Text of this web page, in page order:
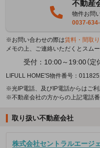
不動産
物件お問
0037-
※お問い合わせの際は賃料・間取
メモの上、ご連絡いただくとスムー
受付：10:00～19:00（定
LIFULL HOME'S物件番号：
※光IP電話、及びIP電話からはご利
※不動産会社の方からの上記電話
取り扱い不動産会社
株式会社セントラルエージ